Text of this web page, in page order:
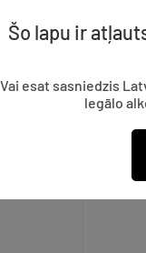
Atlaide
Šo lapu ir
Vai esat sasniedzis
legālo